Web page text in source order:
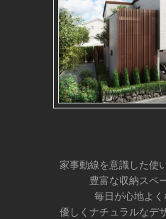
家事動線を意識した使
豊富な収納スペ
毎日が心地よ
優しくナチュラルなデ